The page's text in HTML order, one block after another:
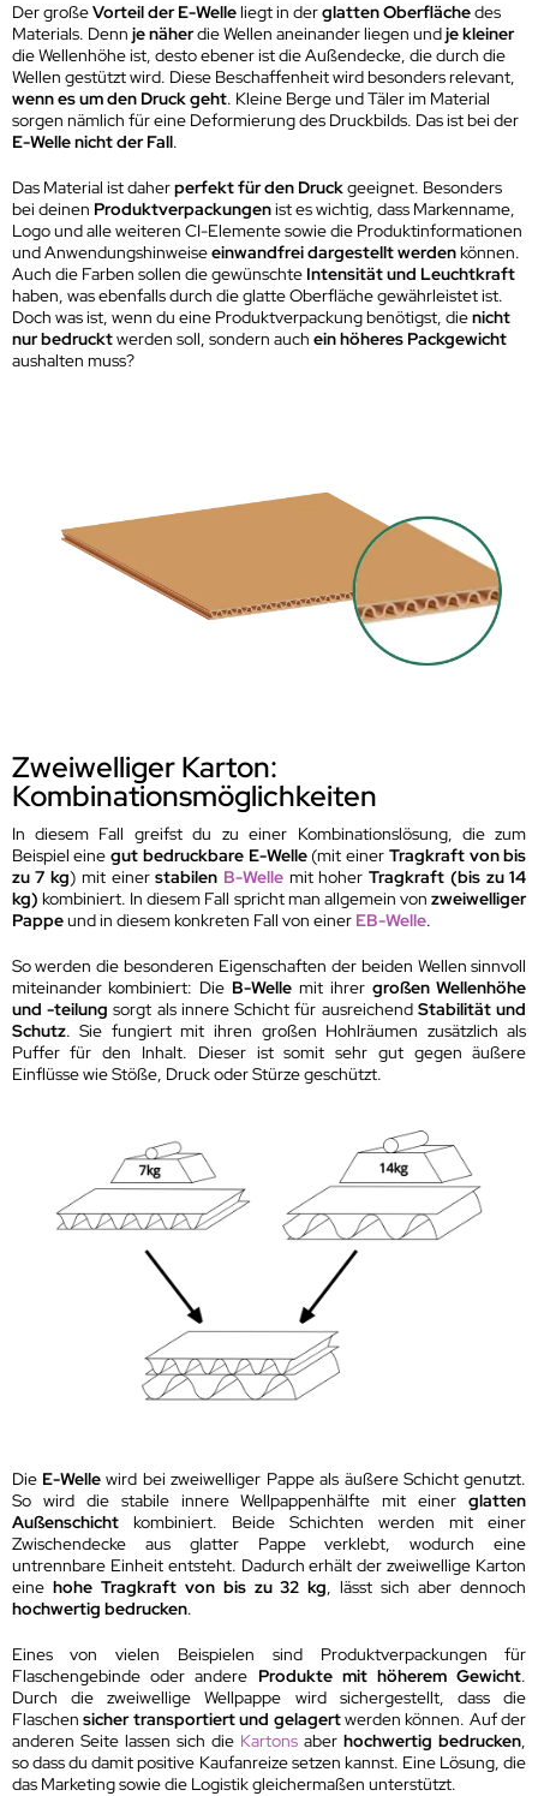
Der großeVorteil der E-Welleliegt in derglatten Oberflächedes
Materials. Denn je näherdie Wellen aneinander liegen undje kleiner
die Wellenhöhe ist, desto ebener ist die Außendecke, die durch die
Wellen gestützt wird. Diese Beschaffenheit wird besonders relevant,
wenn es um den Druck geht. Kleine Berge und Täler im Material
sorgen nämlich für eine Deformierung des Druckbilds. Das ist bei der
E-Welle nicht der Fall.
Das Material ist daherperfekt für den Druckgeeignet. Besonders
bei deinen Produktverpackungenist es wichtig, dass Markenname,
Logo und alle weiteren CI-Elemente sowie die Produktinformationen
und Anwendungshinweiseeinwandfrei dargestellt werdenkönnen.
Auch die Farben sollen die gewünschte Intensität und Leuchtkraft
haben, was ebenfalls durch die glatte Oberfläche gewährleistet ist.
Doch was ist, wenn du eine Produktverpackung benötigst, dienicht
nur bedrucktwerden soll, sondern auch ein höheres Packgewicht
aushalten muss?
Zweiwelliger Karton:
Kombinationsmöglichkeiten
In diesem Fall greifst du zu einer Kombinationslösung, die zum
Beispiel einegut bedruckbare E-Welle (mit einer Tragkraft von bis
zu 7 kg) mit einerstabilen B-Welle mit hoherTragkraft (bis zu 14
kg) kombiniert. In diesem Fall spricht man allgemein vonzweiwelliger
Pappeund in diesem konkreten Fall von einer EB-Welle.
So werden die besonderen Eigenschaften der beiden Wellen sinnvoll
miteinander kombiniert: Die B-Welle mit ihrer großen Wellenhöhe
und -teilungsorgt als innere Schicht für ausreichendStabilität und
Schutz. Sie fungiert mit ihren großen Hohlräumen zusätzlich als
Puffer für den Inhalt. Dieser ist somit sehr gut gegen äußere
Einflüsse wie Stöße, Druck oder Stürze geschützt.
Die E-Wellewird bei zweiwelliger Pappe als äußere Schicht genutzt.
So wird die stabile innere Wellpappenhälfte mit einerglatten
Außenschicht kombiniert. Beide Schichten werden mit einer
Zwischendecke aus glatter Pappe verklebt, wodurch eine
untrennbare Einheit entsteht. Dadurch erhält der zweiwellige Karton
eine hohe Tragkraft von bis zu 32 kg, lässt sich aber dennoch
hochwertig bedrucken.
Eines von vielen Beispielen sind Produktverpackungen für
Flaschengebinde oder andere Produkte mit höherem Gewicht.
Durch die zweiwellige Wellpappe wird sichergestellt, dass die
Flaschensicher transportiert und gelagertwerden können. Auf der
anderen Seite lassen sich die Kartons aberhochwertig bedrucken,
so dass du damit positive Kaufanreize setzen kannst. Eine Lösung, die
das Marketing sowie die Logistik gleichermaßen unterstützt.